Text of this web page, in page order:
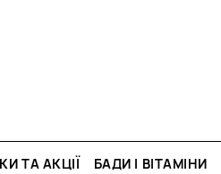
ТА АКЦІЇ БАДИ І ВІТАМІНИ